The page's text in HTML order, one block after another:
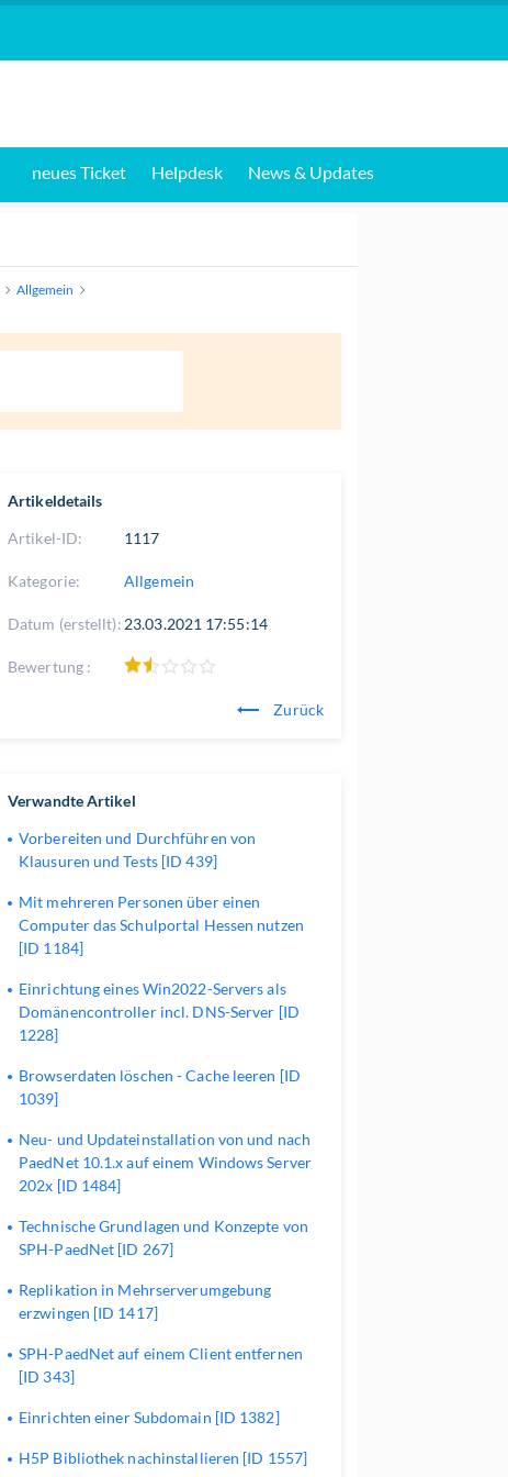
neues Ticket Helpdesk News & Updates
Allgemein
Artikeldetails
Artikel-ID: 1117
Kategorie: Allgemein
Datum (erstellt): 23.03.2021 17:55:14
Bewertung :
Zurück
Verwandte Artikel
Vorbereiten und Durchführen von
Klausuren und Tests [ID 439]
Mit mehreren Personen über einen
Computer das Schulportal Hessen nutzen
[ID 1184]
Einrichtung eines Win2022-Servers als
Domänencontroller incl. DNS-Server [ID
1228]
Browserdaten löschen - Cache leeren [ID
1039]
Neu- und Updateinstallation von und nach
PaedNet 10.1.x auf einem Windows Server
202x [ID 1484]
Technische Grundlagen und Konzepte von
SPH-PaedNet [ID 267]
Replikation in Mehrserverumgebung
erzwingen [ID 1417]
SPH-PaedNet auf einem Client entfernen
[ID 343]
Einrichten einer Subdomain [ID 1382]
H5P Bibliothek nachinstallieren [ID 1557]